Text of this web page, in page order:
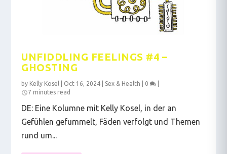
UNFIDDLING FEELINGS #4 –
GHOSTING
by Kelly Kosel Oct 16, 2024 Sex & Health 0
7 minutes read
DE: Eine Kolumne mit Kelly Kosel, in der an
Gefühlen gefummelt, Fäden verfolgt und Themen
rund um...